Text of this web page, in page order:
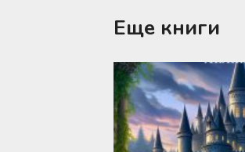
Еще книги